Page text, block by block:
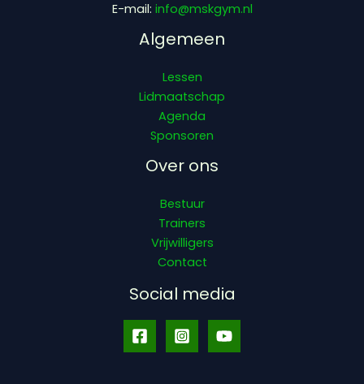
E-mail: info@mskgym.nl
Algemeen
Lessen
Lidmaatschap
Agenda
Sponsoren
Over ons
Bestuur
Trainers
Vrijwilligers
Contact
Social media